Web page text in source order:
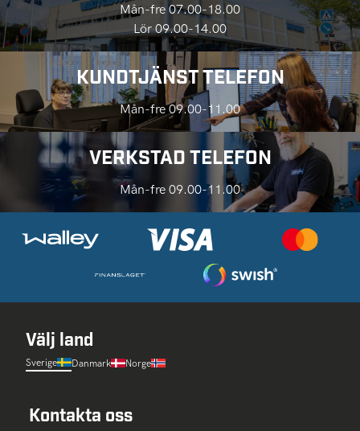
Mån-fre 07.00-18.00
Lör 09.00-14.00
KUNDTJÄNST TELEFON
Mån-fre 09.00-11.00
VERKSTAD TELEFON
Mån-fre 09.00-11.00
Välj land
Sverige Danmark Norge
Kontakta oss